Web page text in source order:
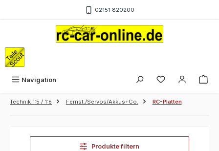
02151 820200
Navigation
Technik 1:5 / 1:6 Fernst./Servos/Akkus+Co. RC-Platten
Produkte filtern